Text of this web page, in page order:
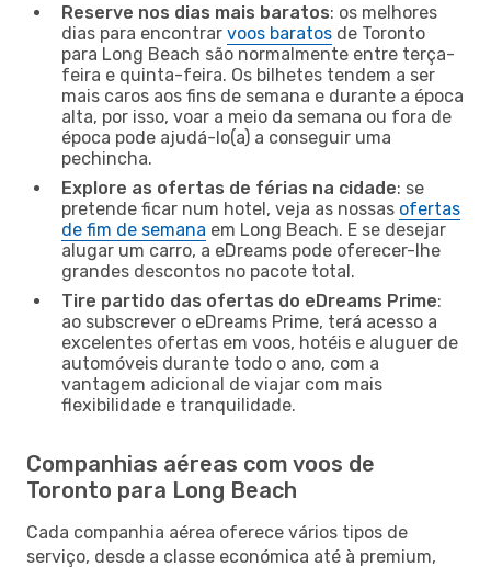
Reserve nos dias mais baratos: os melhores
dias para encontrar voos baratos de Toronto
para Long Beach são normalmente entre terça-
feira e quinta-feira. Os bilhetes tendem a ser
mais caros aos fins de semana e durante a época
alta, por isso, voar a meio da semana ou fora de
época pode ajudá-lo(a) a conseguir uma
pechincha.
Explore as ofertas de férias na cidade: se
pretende ficar num hotel, veja as nossas ofertas
de fim de semana em Long Beach. E se desejar
alugar um carro, a eDreams pode oferecer-lhe
grandes descontos no pacote total.
Tire partido das ofertas do eDreams Prime:
ao subscrever o eDreams Prime, terá acesso a
excelentes ofertas em voos, hotéis e aluguer de
automóveis durante todo o ano, com a
vantagem adicional de viajar com mais
flexibilidade e tranquilidade.
Companhias aéreas com voos de
Toronto para Long Beach
Cada companhia aérea oferece vários tipos de
serviço, desde a classe económica até à premium,